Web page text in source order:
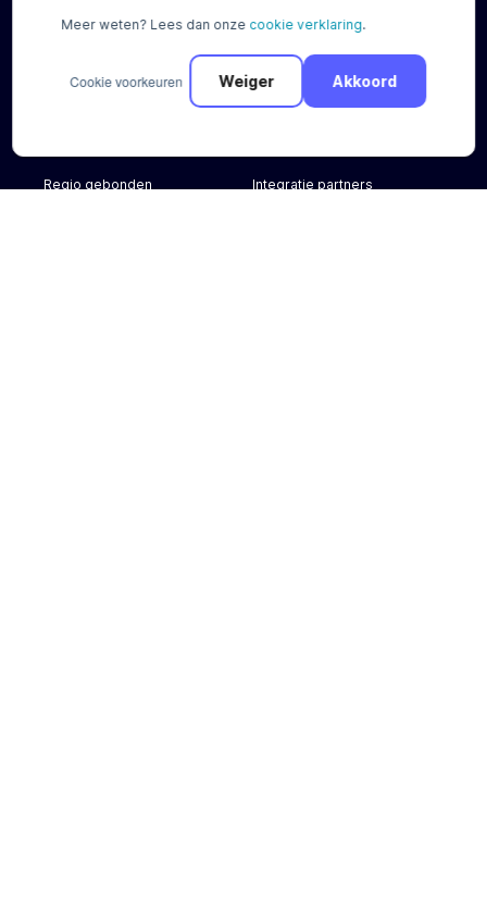
Meer weten? Lees dan onze cookie verklaring.
Cookie voorkeuren Akkoord
Weiger
Betaalscanaanvragen
Regio gebonden
Integratie partners